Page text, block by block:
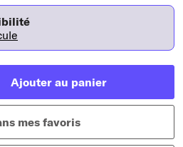
Ajouter au panier
mes favoris